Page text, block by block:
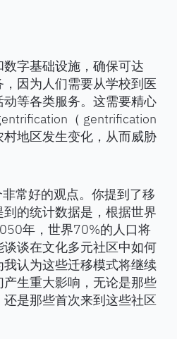
字基础设施，确保可达
因为人们需要从学校到医
等各类服务。这需要精心
（ gentrification
地区发生变化，从而威胁
常好的观点。你提到了移
的统计数据是，根据世界
年，世界70%的人口将
谈在文化多元社区中如何
认为这些迁移模式将继续
生重大影响，无论是那些
是那些首次来到这些社区